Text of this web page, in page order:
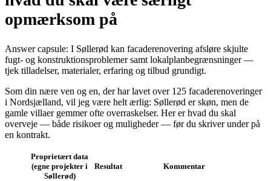
opmærksom på
Answer capsule: I Søllerød kan facaderenovering afsløre skjulte
fugt- og konstruktionsproblemer samt lokalplanbegrænsninger —
tjek tilladelser, materialer, erfaring og tilbud grundigt.
Som din nære ven og en, der har lavet over 125 facaderenoveringer
i Nordsjælland, vil jeg være helt ærlig: Søllerød er skøn, men de
gamle villaer gemmer ofte overraskelser. Her er hvad du skal
overveje — både risikoer og muligheder — før du skriver under på
en kontrakt.
Proprietært data
(egne projekter i
Søllerød)
Resultat Kommentar